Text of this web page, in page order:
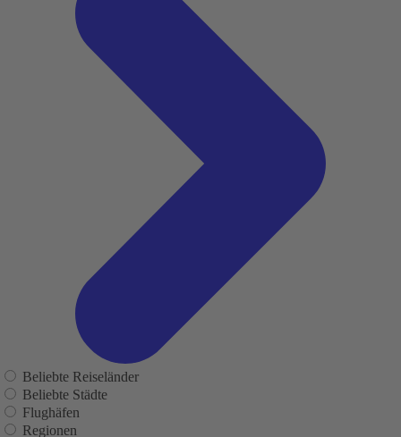
Beliebte Reiseländer
Beliebte Städte
Flughäfen
Regionen